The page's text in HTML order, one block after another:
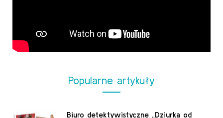
Popularne artykuły
Biuro detektywistyczne „Dziurka od